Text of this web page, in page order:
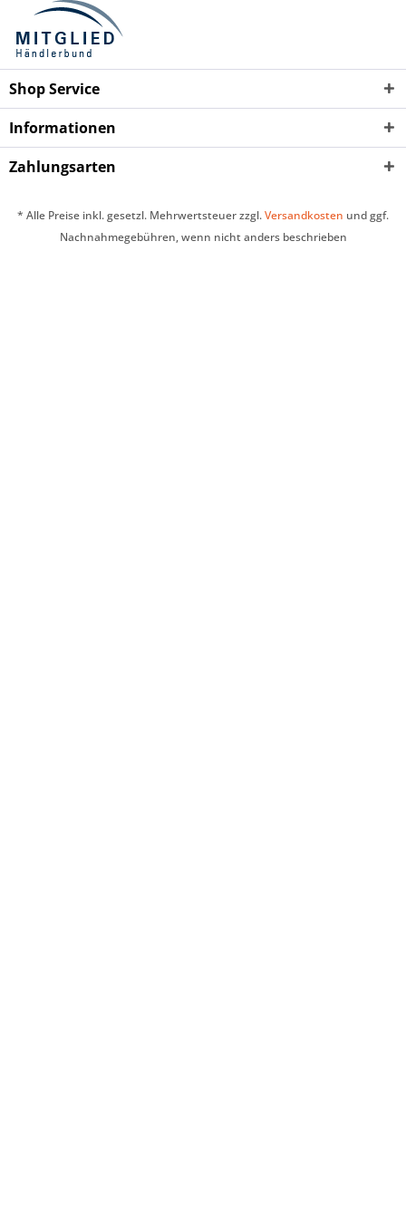
Shop Service
Informationen
Zahlungsarten
* Alle Preise inkl. gesetzl. Mehrwertsteuer zzgl.Versandkosten und ggf.
Nachnahmegebühren, wenn nicht anders beschrieben